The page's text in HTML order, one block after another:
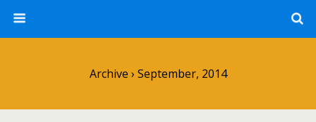
Archive › September, 2014